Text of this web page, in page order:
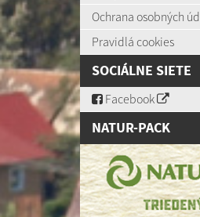
Ochrana osobných
Pravidlá cookies
SOCIÁLNE SIETE
Facebook
NATUR-PACK